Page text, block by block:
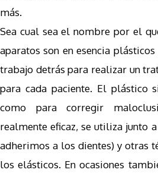
más.
Sea cual sea el nombre por el
aparatos son en esencia
trabajo detrás para realizar un
para cada paciente. El plástico
como para corregir
realmente eficaz, se utiliza junto
adherimos a los dientes) y otras
los elásticos. En ocasiones